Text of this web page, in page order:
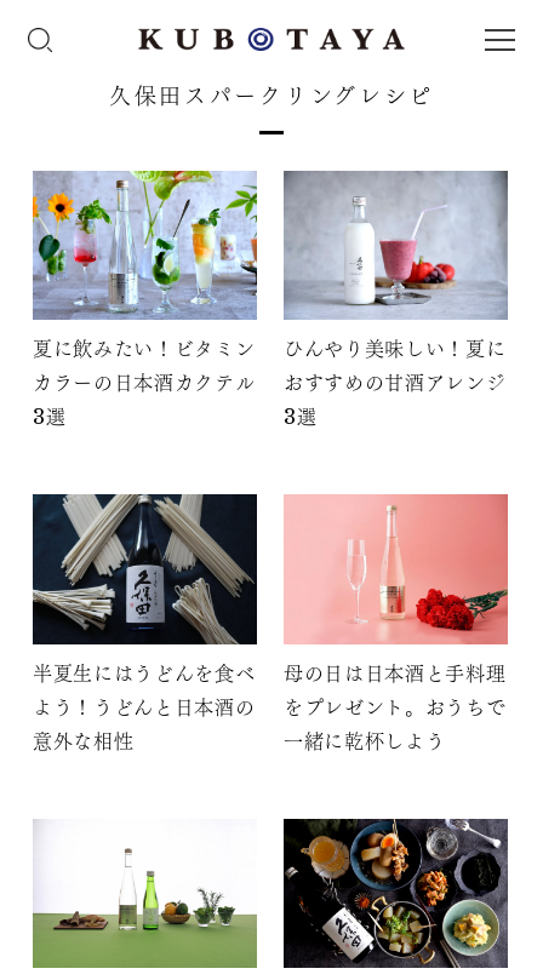
久保田スパークリングレシピ
夏に飲みたい！ビタミン
カラーの日本酒カクテル
3選
ひんやり美味しい！夏に
おすすめの甘酒アレンジ
3選
半夏生にはうどんを食べ
よう！うどんと日本酒の
意外な相性
母の日は日本酒と手料理
をプレゼント。おうちで
一緒に乾杯しよう